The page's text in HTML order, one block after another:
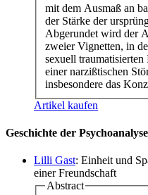
mit dem Ausmaß an
der Stärke der
Abgerundet wird der
zweier Vignetten, in
sexuell
einer narzißtischen
insbesondere das
Artikel kaufen
Geschichte der
Lilli Gast: Einheit und
einer Freundschaft
Abstract